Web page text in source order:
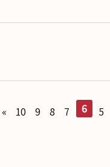
5
6
7
8
9
10
»